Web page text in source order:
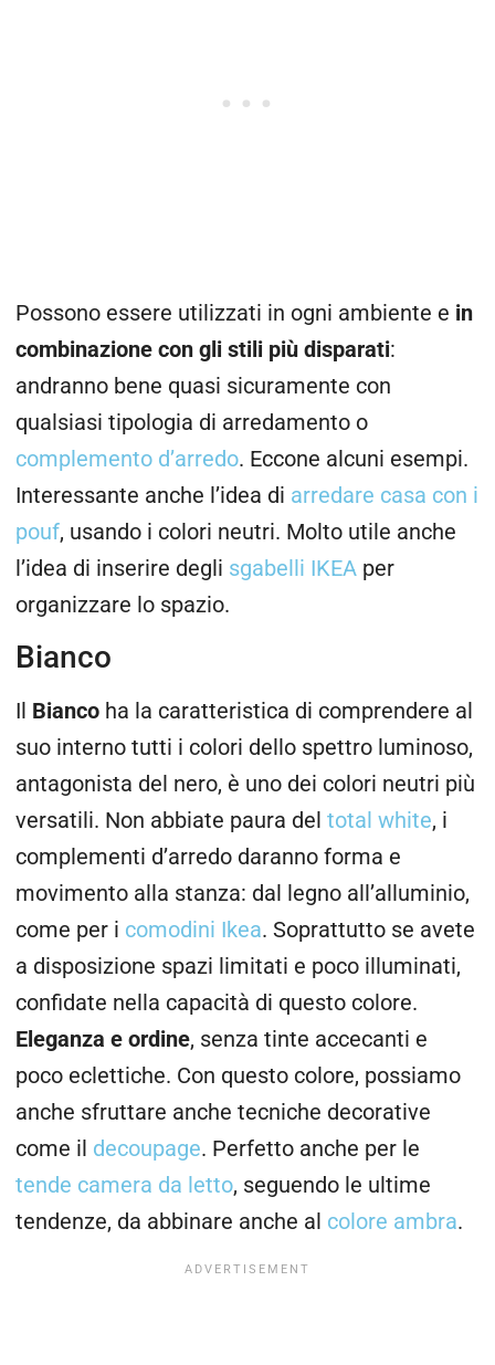
Possono essere utilizzati in ogni ambiente e in
combinazione con gli stili più disparati:
andranno bene quasi sicuramente con
qualsiasi tipologia di arredamento o
complemento d’arredo. Eccone alcuni esempi.
Interessante anche l’idea di arredare casa con i
pouf, usando i colori neutri. Molto utile anche
l’idea di inserire degli sgabelli IKEA per
organizzare lo spazio.
Bianco
Il Bianco ha la caratteristica di comprendere al
suo interno tutti i colori dello spettro luminoso,
antagonista del nero, è uno dei colori neutri più
versatili. Non abbiate paura del total white, i
complementi d’arredo daranno forma e
movimento alla stanza: dal legno all’alluminio,
come per i comodini Ikea. Soprattutto se avete
a disposizione spazi limitati e poco illuminati,
confidate nella capacità di questo colore.
Eleganza e ordine, senza tinte accecanti e
poco eclettiche. Con questo colore, possiamo
anche sfruttare anche tecniche decorative
come il decoupage. Perfetto anche per le
tende camera da letto, seguendo le ultime
tendenze, da abbinare anche al colore ambra.